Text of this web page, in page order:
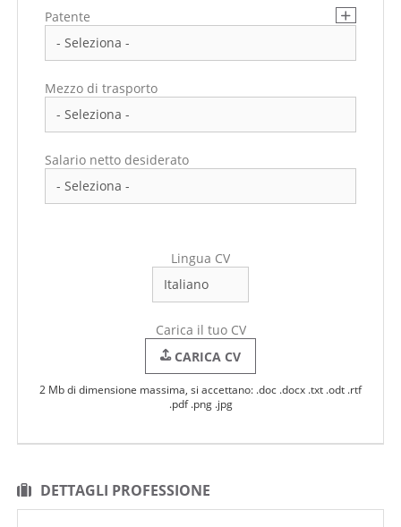
Patente
Mezzo di trasporto
Salario netto desiderato
Lingua CV
Carica il tuo CV
CARICA CV
2 Mb di dimensione massima, si accettano: .doc .docx .txt .odt .rtf
.pdf .png .jpg
DETTAGLI PROFESSIONE